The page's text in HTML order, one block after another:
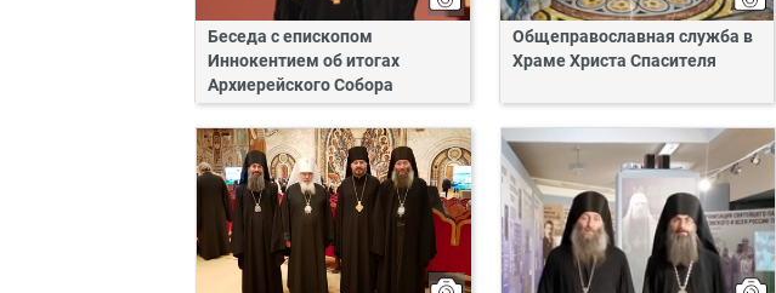
Беседа с епископом
Иннокентием об итогах
Архиерейского Собора
Общеправославная служба в
Храме Христа Спасителя